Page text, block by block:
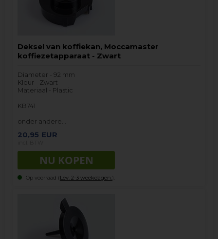
Deksel van koffiekan, Moccamaster
koffiezetapparaat - Zwart
Diameter - 92 mm
Kleur - Zwart
Materiaal - Plastic
KB741
onder andere…
20,95 EUR
Op voorraad (Lev. 2-3 weekdagen. ).